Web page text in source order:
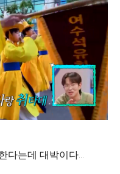
다는데 대박이다…